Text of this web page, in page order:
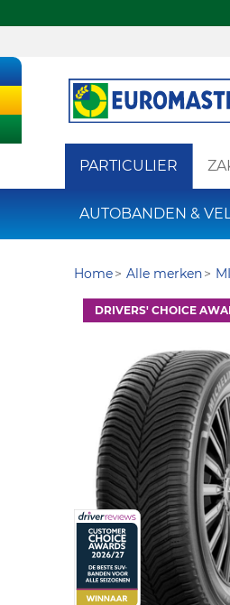
PARTICULIER
AUTOBANDEN &
Home Alle merken
DRIVERS' CHOICE